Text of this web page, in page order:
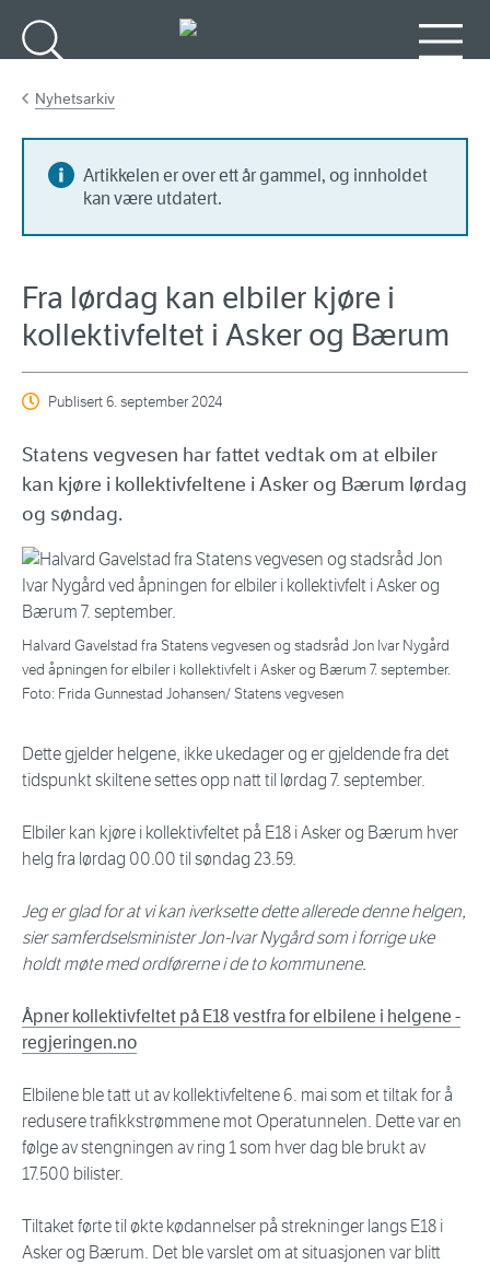
Nyhetsarkiv
Artikkelen er over ett år gammel, og innholdet
kan være utdatert.
Fra lørdag kan elbiler kjøre i
kollektivfeltet i Asker og Bærum
Publisert6. september 2024
Statens vegvesen har fattet vedtak om at elbiler
kan kjøre i kollektivfeltene i Asker og Bærum lørdag
og søndag.
Halvard Gavelstad fra Statens vegvesen og stadsråd Jon Ivar Nygård
ved åpningen for elbiler i kollektivfelt i Asker og Bærum 7. september.
Foto: Frida Gunnestad Johansen/ Statens vegvesen
Dette gjelder helgene, ikke ukedager og er gjeldende fra det
tidspunkt skiltene settes opp natt til lørdag 7. september.
Elbiler kan kjøre i kollektivfeltet på E18 i Asker og Bærum hver
helg fra lørdag 00.00 til søndag 23.59.
Jeg er glad for at vi kan iverksette dette allerede denne helgen,
sier samferdselsminister Jon-Ivar Nygård som i forrige uke
holdt møte med ordførerne i de to kommunene.
Åpner kollektivfeltet på E18 vestfra for elbilene i helgene -
regjeringen.no
Elbilene ble tatt ut av kollektivfeltene 6. mai som et tiltak for å
redusere trafikkstrømmene mot Operatunnelen. Dette var en
følge av stengningen av ring 1 som hver dag ble brukt av
17.500 bilister.
Tiltaket førte til økte kødannelser på strekninger langs E18 i
Asker og Bærum. Det ble varslet om at situasjonen var blitt